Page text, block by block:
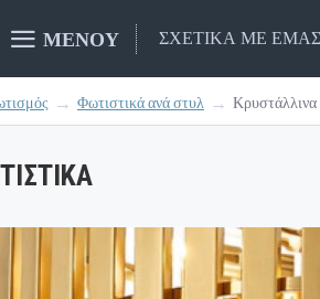
ΜΕΝΟΥ ΣΧΕΤΙΚΑ ΜΕ ΕΜΑΣ
Φωτιστικά ανά στυλ Κρυστάλλινα